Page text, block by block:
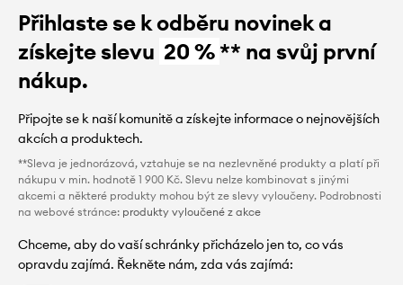
Přihlaste se k odběru novinek a
získejte slevu 20 %** na svůj první
nákup.
Připojte se k naší komunitě a získejte informace o nejnovějších
akcích a produktech.
**Sleva je jednorázová, vztahuje se na nezlevněné produkty a platí při
nákupu v min. hodnotě 1 900 Kč. Slevu nelze kombinovat s jinými
akcemi a některé produkty mohou být ze slevy vyloučeny. Podrobnosti
na webové stránce: produkty vyloučené z akce
Chceme, aby do vaší schránky přicházelo jen to, co vás
opravdu zajímá. Řekněte nám, zda vás zajímá: